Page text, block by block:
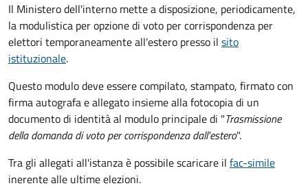
Il Ministero dell'interno mette a disposizione, periodicamente,
la modulistica per opzione di voto per corrispondenza per
elettori temporaneamente all'estero presso il sito
istituzionale.
Questo modulo deve essere compilato, stampato, firmato con
firma autografa e allegato insieme alla fotocopia di un
documento di identità al modulo principale di "Trasmissione
della domanda di voto per corrispondenza dall'estero".
Tra gli allegati all'istanza è possibile scaricare il fac-simile
inerente alle ultime elezioni.